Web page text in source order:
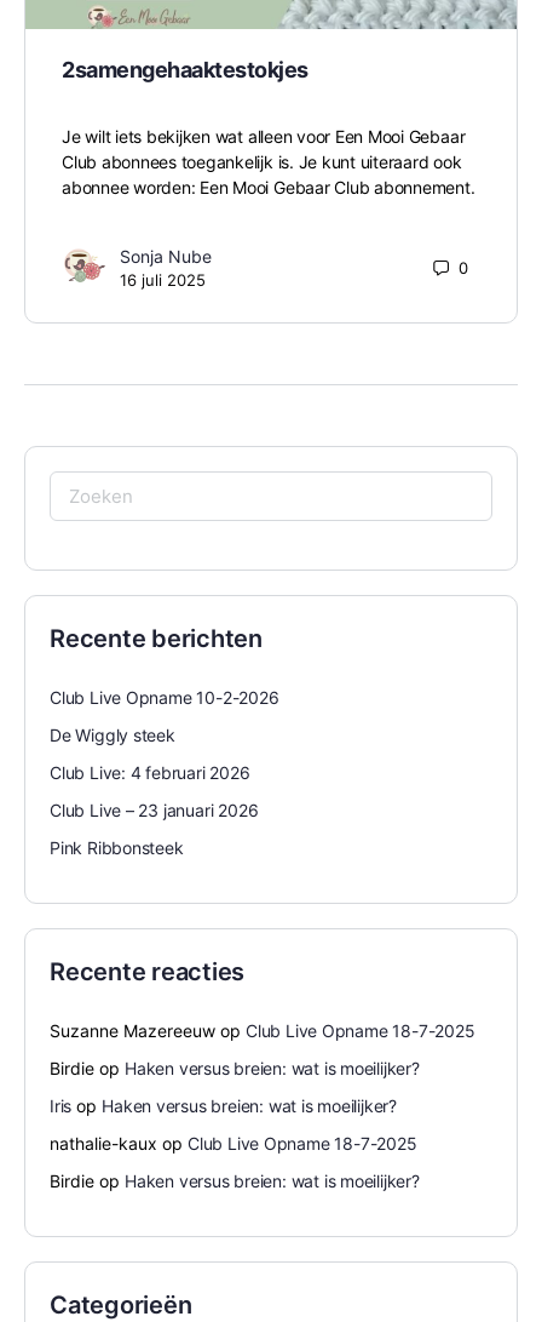
2samengehaaktestokjes
Je wilt iets bekijken wat alleen voor Een Mooi Gebaar
Club abonnees toegankelijk is. Je kunt uiteraard ook
abonnee worden: Een Mooi Gebaar Club abonnement.
Sonja Nube
16 juli 2025
0
Zoeken
naar:
Recente berichten
Club Live Opname 10-2-2026
De Wiggly steek
Club Live: 4 februari 2026
Club Live – 23 januari 2026
Pink Ribbonsteek
Recente reacties
Suzanne Mazereeuw op Club Live Opname 18-7-2025
Birdie op Haken versus breien: wat is moeilijker?
Iris op Haken versus breien: wat is moeilijker?
nathalie-kaux op Club Live Opname 18-7-2025
Birdie op Haken versus breien: wat is moeilijker?
Categorieën